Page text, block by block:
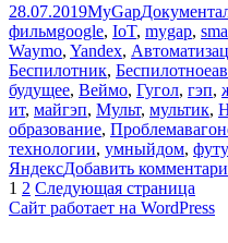
Опубликовано
28.07.2019Автор
MyGapРубрики
фильмМетки
google, IoT, mygap,
Waymo, Yandex,
Беспилотник,
будущее, Веймо, Гугол, гэп,
ит, майгэп, Мульт, мультик,
образование,
технологии, умныйдом,
ЯндексДобавить
Пагинация
записей
Страница
1 Страница
2 Следующая страница
Сайт работает на WordPress